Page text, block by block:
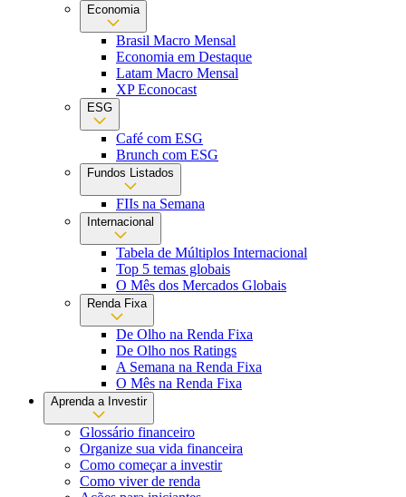
Economia
Brasil Macro Mensal
Economia em Destaque
Latam Macro Mensal
XP Econocast
ESG
Café com ESG
Brunch com ESG
Fundos Listados
FIIs na Semana
Internacional
Tabela de Múltiplos Internacional
Top 5 temas globais
O Mês dos Mercados Globais
Renda Fixa
De Olho na Renda Fixa
De Olho nos Ratings
A Semana na Renda Fixa
O Mês na Renda Fixa
Aprenda a Investir
Glossário financeiro
Organize sua vida financeira
Como começar a investir
Como viver de renda